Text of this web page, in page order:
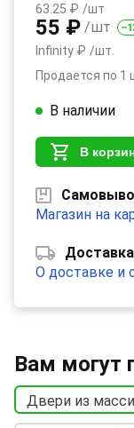
63.25 ₽ /шт
55 ₽ /шт
Infinity ₽ /шт.
Продается по 1
В наличии
В
Магазин на
Доставка
О доставке и
Вам могут
Двери из